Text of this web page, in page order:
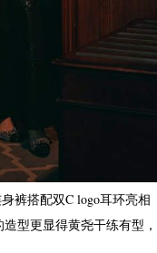
裤搭配双C logo耳环亮相
型更显得黄尧干练有型，